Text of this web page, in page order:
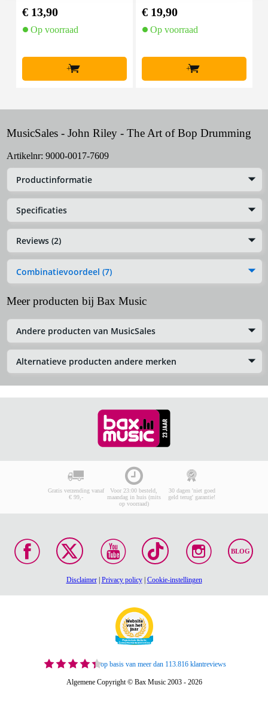
€ 13,90
Op voorraad
+
€ 19,90
Op voorraad
+
MusicSales - John Riley - The Art of Bop Drumming
Artikelnr: 9000-0017-7609
Productinformatie
Specificaties
Reviews (2)
Combinatievoordeel (7)
Meer producten bij Bax Music
Andere producten van MusicSales
Alternatieve producten andere merken
Gratis verzending vanaf
€ 99,-
Voor 23:00 besteld,
maandag in huis (mits
op voorraad)
30 dagen 'niet goed
geld terug' garantie!
BLOG
Disclaimer| Privacy policy| Cookie-instellingen
op basis van meer dan 113.816 klantreviews
Algemene Copyright © Bax Music 2003 - 2026